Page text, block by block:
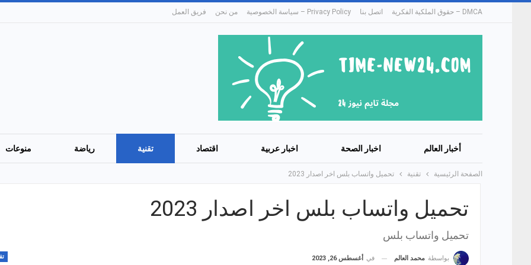
DMCA – حقوق الملكية الفكرية اتصل بنا Privacy Policy – سياسة الخصوصية من نحن فريق العمل
أخبار العالم اخبار الصحة اخبار عربية اقتصاد تقنية رياضة منوعات
الصفحة الرئيسية تقنية تحميل واتساب بلس اخر اصدار 2023
تحميل واتساب بلس اخر اصدار 2023
تحميل واتساب بلس
بواسطة محمد العالم في أغسطس 26, 2023